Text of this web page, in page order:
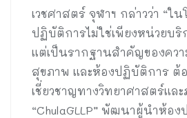
เวชศาสตร์ จุฬาฯ กล่าวว่า “ใ
ปฏิบัติการไม่ใช่เพียงหน่วยบริ
แต่เป็นรากฐานสำคัญของคว
สุขภาพ และห้องปฏิบัติการ ต้
เชี่ยวชาญทางวิทยาศาสตร์และ
“ChulaGLLP” พัฒนาผู้นำห้อ